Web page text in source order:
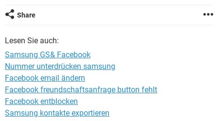
Share
Lesen Sie auch:
Samsung GS& Facebook
Nummer unterdrücken samsung
Facebook email ändern
Facebook freundschaftsanfrage button fehlt
Facebook entblocken
Samsung kontakte exportieren